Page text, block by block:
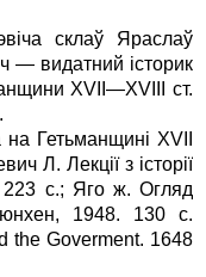
склаў Яраслаў
— видатний історик
XVII—XVIII ст.
Гетьманщині XVII
Л. Лекції з історії
223 c.; Яго ж. Огляд
1948. 130 c.
the Goverment. 1648